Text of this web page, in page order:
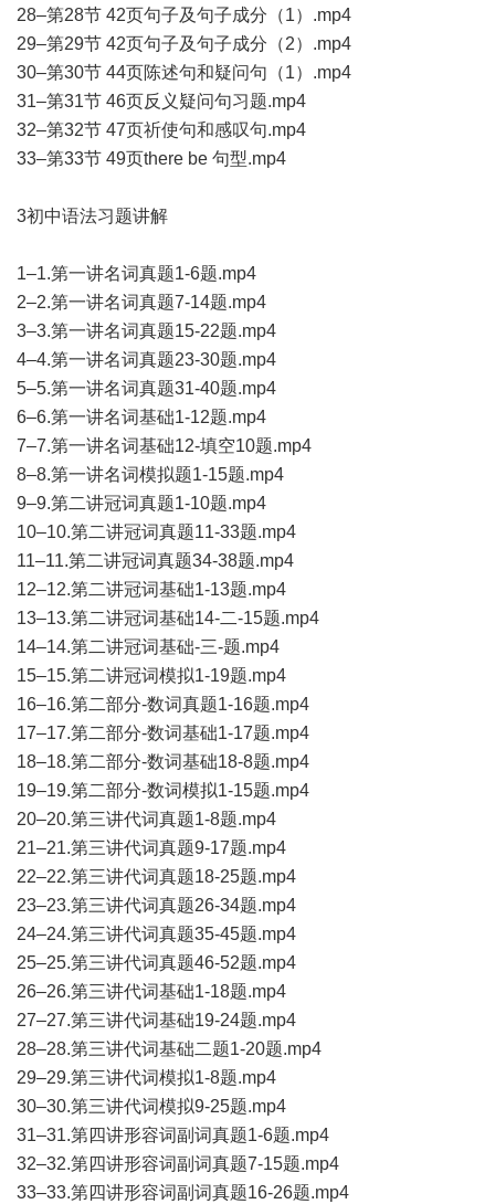
28–第28节 42页句子及句子成分（1）.mp4
29–第29节 42页句子及句子成分（2）.mp4
30–第30节 44页陈述句和疑问句（1）.mp4
31–第31节 46页反义疑问句习题.mp4
32–第32节 47页祈使句和感叹句.mp4
33–第33节 49页there be 句型.mp4
3初中语法习题讲解
1–1.第一讲名词真题1-6题.mp4
2–2.第一讲名词真题7-14题.mp4
3–3.第一讲名词真题15-22题.mp4
4–4.第一讲名词真题23-30题.mp4
5–5.第一讲名词真题31-40题.mp4
6–6.第一讲名词基础1-12题.mp4
7–7.第一讲名词基础12-填空10题.mp4
8–8.第一讲名词模拟题1-15题.mp4
9–9.第二讲冠词真题1-10题.mp4
10–10.第二讲冠词真题11-33题.mp4
11–11.第二讲冠词真题34-38题.mp4
12–12.第二讲冠词基础1-13题.mp4
13–13.第二讲冠词基础14-二-15题.mp4
14–14.第二讲冠词基础-三-题.mp4
15–15.第二讲冠词模拟1-19题.mp4
16–16.第二部分-数词真题1-16题.mp4
17–17.第二部分-数词基础1-17题.mp4
18–18.第二部分-数词基础18-8题.mp4
19–19.第二部分-数词模拟1-15题.mp4
20–20.第三讲代词真题1-8题.mp4
21–21.第三讲代词真题9-17题.mp4
22–22.第三讲代词真题18-25题.mp4
23–23.第三讲代词真题26-34题.mp4
24–24.第三讲代词真题35-45题.mp4
25–25.第三讲代词真题46-52题.mp4
26–26.第三讲代词基础1-18题.mp4
27–27.第三讲代词基础19-24题.mp4
28–28.第三讲代词基础二题1-20题.mp4
29–29.第三讲代词模拟1-8题.mp4
30–30.第三讲代词模拟9-25题.mp4
31–31.第四讲形容词副词真题1-6题.mp4
32–32.第四讲形容词副词真题7-15题.mp4
33–33.第四讲形容词副词真题16-26题.mp4